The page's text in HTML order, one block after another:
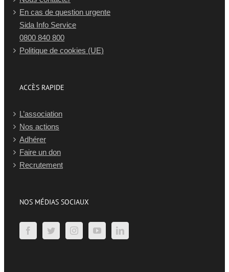
En cas de question urgente
Sida Info Service
0800 840 800
Politique de cookies (UE)
ACCÈS RAPIDE
L’association
Nos actions
Adhérer
Faire un don
Recrutement
NOS MÉDIAS SOCIAUX